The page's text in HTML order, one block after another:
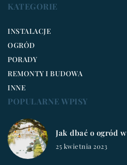
KATEGORIE
INSTALACJE
OGRÓD
PORADY
REMONTY I BUDOWA
INNE
POPULARNE WPISY
Jak dbać o ogród
25 kwietnia 2023